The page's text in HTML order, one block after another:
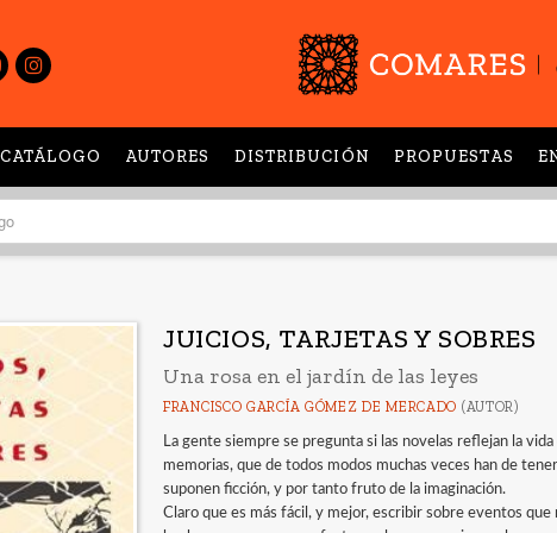
CATÁLOGO AUTORES DISTRIBUCIÓN PROPUESTAS
JUICIOS, TARJETAS Y SOBRES
Una rosa en el jardín de las leyes
FRANCISCO GARCÍA GÓMEZ DE MERCADO (AUTOR)
La gente siempre se pregunta si las novelas reflejan la
memorias, que de todos modos muchas veces han de
suponen ficción, y por tanto fruto de la imaginación.
Claro que es más fácil, y mejor, escribir sobre eventos